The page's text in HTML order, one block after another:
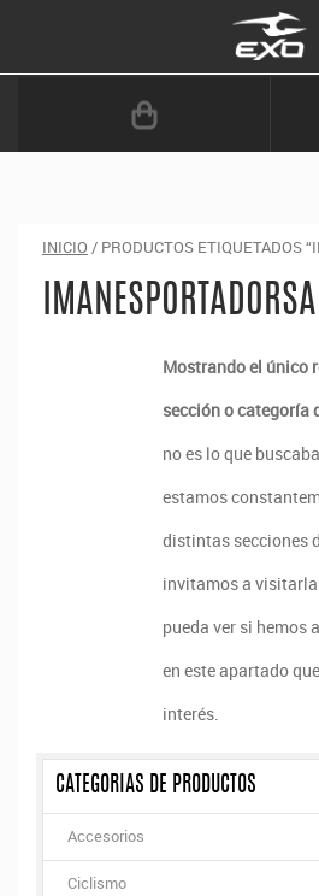
INICIO / PRODUCTOS ETIQUETADOS
Mostrando el único
sección o categoría
no es lo que
estamos
distintas secciones
invitamos a visitarla
pueda ver si hemos
en este apartado
interés.
CATEGORIAS DE PRODUCTOS
Accesorios
Ciclismo